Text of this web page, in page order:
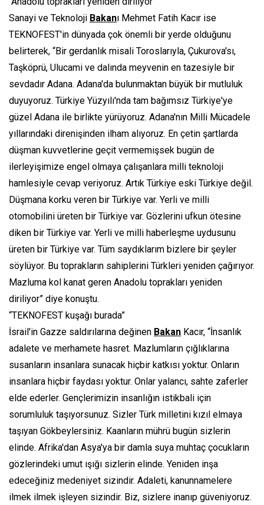
Sanayi ve Teknoloji Bakanı Mehmet Fatih Kacır ise
TEKNOFEST'in dünyada çok önemli bir yerde olduğunu
belirterek, “Bir gerdanlık misali Toroslarıyla, Çukurova'sı,
Taşköprü, Ulucami ve dalında meyvenin en tazesiyle bir
sevdadır Adana. Adana'da bulunmaktan büyük bir mutluluk
duyuyoruz. Türkiye Yüzyılı'nda tam bağımsız Türkiye'ye
güzel Adana ile birlikte yürüyoruz. Adana'nın Milli Mücadele
yıllarındaki direnişinden ilham alıyoruz. En çetin şartlarda
düşman kuvvetlerine geçit vermemişsek bugün de
ilerleyişimize engel olmaya çalışanlara milli teknoloji
hamlesiyle cevap veriyoruz. Artık Türkiye eski Türkiye değil.
Düşmana korku veren bir Türkiye var. Yerli ve milli
otomobilini üreten bir Türkiye var. Gözlerini ufkun ötesine
diken bir Türkiye var. Yerli ve milli haberleşme uydusunu
üreten bir Türkiye var. Tüm saydıklarım bizlere bir şeyler
söylüyor. Bu toprakların sahiplerini Türkleri yeniden çağırıyor.
Mazluma kol kanat geren Anadolu toprakları yeniden
diriliyor” diye konuştu.
“TEKNOFEST kuşağı burada”
İsrail'in Gazze saldırılarına değinen Bakan Kacır, “İnsanlık
adalete ve merhamete hasret. Mazlumların çığlıklarına
susanların insanlara sunacak hiçbir katkısı yoktur. Onların
insanlara hiçbir faydası yoktur. Onlar yalancı, sahte zaferler
elde ederler. Gençlerimizin insanlığın istikbali için
sorumluluk taşıyorsunuz. Sizler Türk milletini kızıl elmaya
taşıyan Gökbeylersiniz. Kaanların mührü bugün sizlerin
elinde. Afrika'dan Asya'ya bir damla suya muhtaç çocukların
gözlerindeki umut ışığı sizlerin elinde. Yeniden inşa
edeceğiniz medeniyet sizindir. Adaleti, kanunnamelere
ilmek ilmek işleyen sizindir. Biz, sizlere inanıp güveniyoruz.